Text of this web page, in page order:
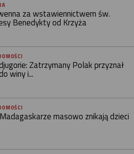
za wstawiennictwem św.
Benedykty od Krzyża
Zatrzymany Polak przyznał
winy i...
masowo znikają dzieci